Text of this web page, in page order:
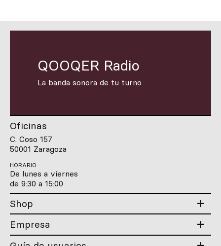
QOOQER Radio
La banda sonora de tu turno
Oficinas
C. Coso 157
50001 Zaragoza
HORARIO
De lunes a viernes
de 9:30 a 15:00
Shop
Empresa